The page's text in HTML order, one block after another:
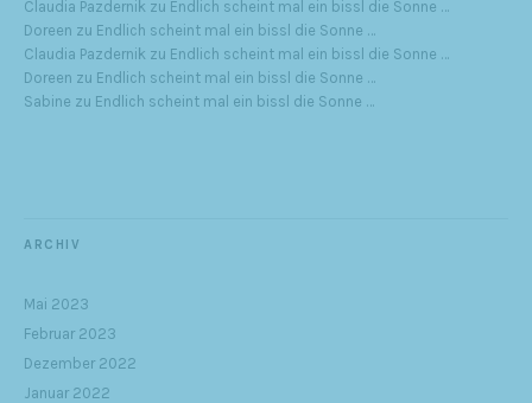
Claudia Pazdernik zu Endlich scheint mal ein bissl die Sonne …
Doreen zu Endlich scheint mal ein bissl die Sonne …
Claudia Pazdernik zu Endlich scheint mal ein bissl die Sonne …
Doreen zu Endlich scheint mal ein bissl die Sonne …
Sabine zu Endlich scheint mal ein bissl die Sonne …
ARCHIV
Mai 2023
Februar 2023
Dezember 2022
Januar 2022